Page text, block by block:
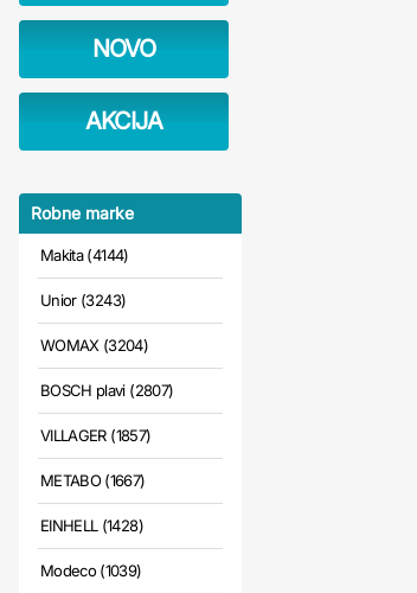
NOVO
AKCIJA
Robne marke
Makita (4144)
Unior (3243)
WOMAX (3204)
BOSCH plavi (2807)
VILLAGER (1857)
METABO (1667)
EINHELL (1428)
Modeco (1039)